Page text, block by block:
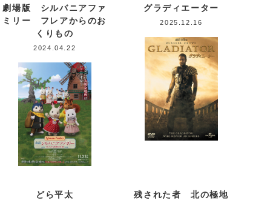
劇場版 シルバニアファ
ミリー フレアからのお
くりもの
2024.04.22
グラディエーター
2025.12.16
どら平太 残された者 北の極地